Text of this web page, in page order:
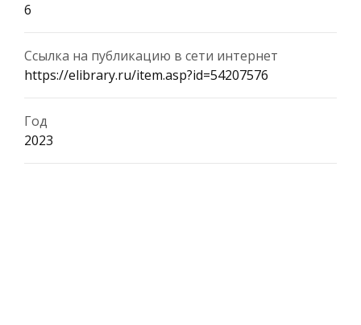
6
Ссылка на публикацию в сети интернет
https://elibrary.ru/item.asp?id=54207576
Год
2023